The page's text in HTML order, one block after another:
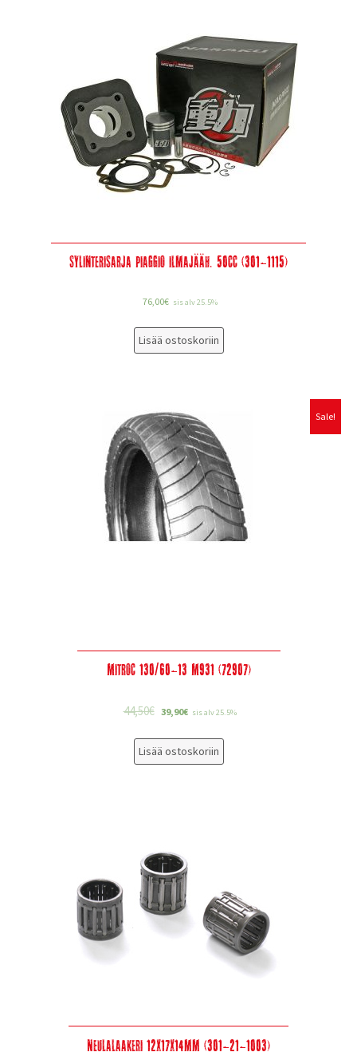
Sylinterisarja Piaggio ilmajääh. 50cc (301-1115)
76,00€ sis alv 25.5%
Lisää ostoskoriin
Sale!
Mitroc 130/60-13 M931 (72907)
44,50€ 39,90€ sis alv 25.5%
Lisää ostoskoriin
Neulalaakeri 12x17x14mm (301-21-1003)